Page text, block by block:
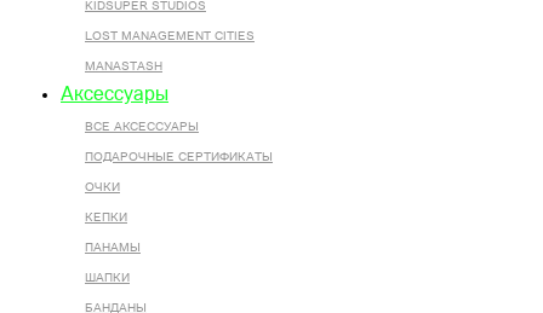
KIDSUPER STUDIOS
LOST MANAGEMENT CITIES
MANASTASH
Аксессуары
ВСЕ AКСЕССУАРЫ
ПОДАРОЧНЫЕ СЕРТИФИКАТЫ
ОЧКИ
КЕПКИ
ПАНАМЫ
ШАПКИ
БАНДАНЫ